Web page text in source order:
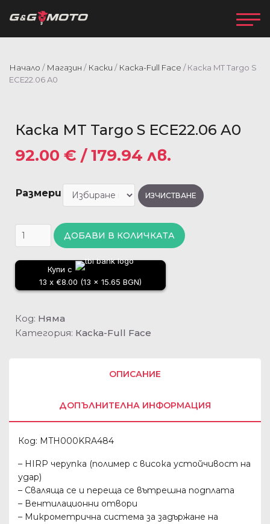
Начало / Магазин / Каски / Каска-Full Face / Каска MT Targo S
ECE22.06 A0
Каска MT Targo S ECE22.06 A0
92.00 € / 179.94 лв.
Размери ИЗЧИСТВАНЕ
ДОБАВИ В КОЛИЧКАТА
Купи с
13 x €8.00 (13 x 15.65 BGN)
Код: Няма
Категория: Каска-Full Face
ОПИСАНИЕ
ДОПЪЛНИТЕЛНА ИНФОРМАЦИЯ
Код: MTH000KRA484
– HIRP черупка (полимер с висока устойчивост на
удар)
– Сваляща се и переща се вътрешна подплата
– Вентилационни отвори
– Микрометрична система за задържане на